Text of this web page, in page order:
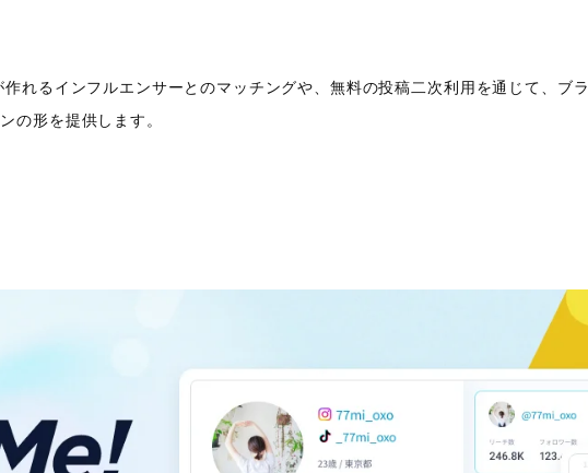
れるインフルエンサーとのマッチングや、無料の投稿二次利用を通じて、ブ
の形を提供します。